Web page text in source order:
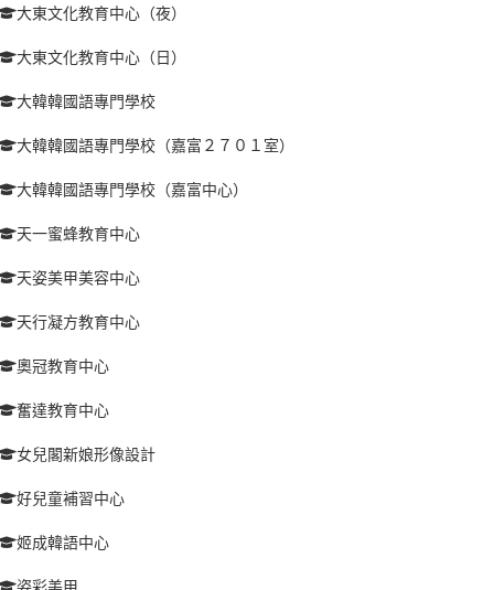
大東文化教育中心（夜）
大東文化教育中心（日）
大韓韓國語專門學校
大韓韓國語專門學校（嘉富２７０１室）
大韓韓國語專門學校（嘉富中心）
天一蜜蜂教育中心
天姿美甲美容中心
天行凝方教育中心
奧冠教育中心
奮達教育中心
女兒閣新娘形像設計
好兒童補習中心
姬成韓語中心
姿彩美甲